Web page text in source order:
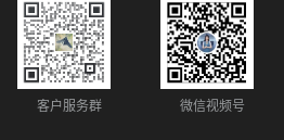
客户服务群 微信视频号